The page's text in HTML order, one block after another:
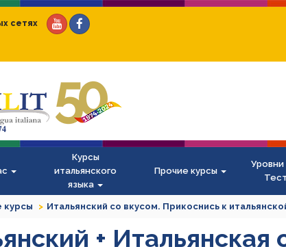
сетях
Курсы
итальянского
языка
Прочие курсы
Уровни
курсы Итальянский со вкусом. Прикоснись к
+ Итальянская